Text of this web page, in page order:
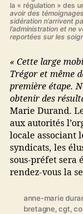
la « régulation » des
avoir des
sidération n’arrivent
l’administration et ne
reportées sur les
« Cette large
Trégor et même
première étape.
obtenir des
Marie Durand.
aux autorités
locale associant
syndicats, les
sous-préfet sera
rendez-vous la
anne-marie
bretagne,cgt,